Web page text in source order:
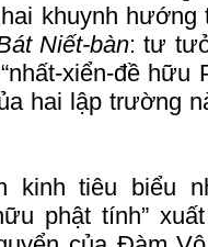
khuynh
Niết-bàn: tư
xiển-đề hữu
hai lập trường
kinh tiêu biểu
phật tính”